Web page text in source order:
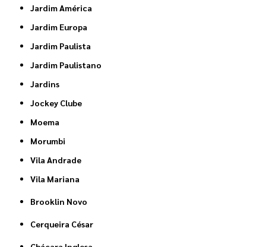
Jardim América
Jardim Europa
Jardim Paulista
Jardim Paulistano
Jardins
Jockey Clube
Moema
Morumbi
Vila Andrade
Vila Mariana
Brooklin Novo
Cerqueira César